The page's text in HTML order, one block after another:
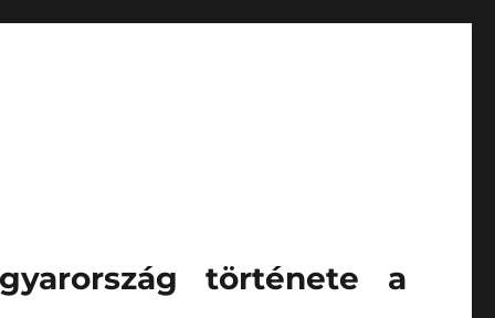
története a